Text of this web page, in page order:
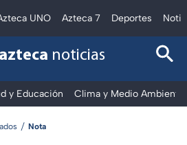
UNO Azteca 7 Deportes
noticias
y Educación Clima y Medio Ambiente
Nota